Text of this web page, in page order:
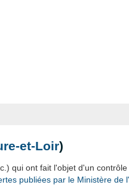
et-Loir)
qui ont fait l'objet d'un
publiées par le Ministère de